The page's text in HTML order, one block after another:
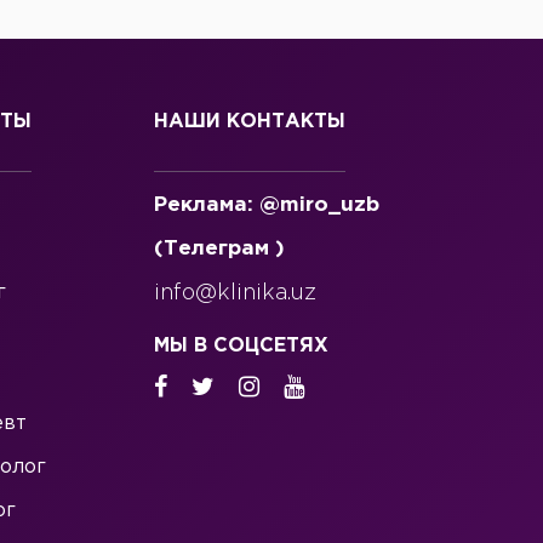
НАШИ КОНТАКТЫ
Реклама: @miro_uzb
(Телеграм )
info@klinika.uz
МЫ В СОЦСЕТЯХ